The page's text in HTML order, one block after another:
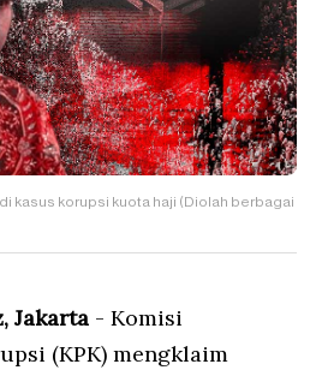
kasus korupsi kuota haji (Diolah berbagai
Jakarta - Komisi
(KPK) mengklaim